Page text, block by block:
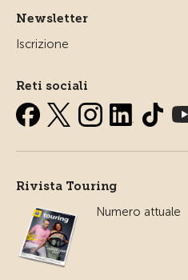
Newsletter
Iscrizione
Reti sociali
Rivista Touring
Numero attuale